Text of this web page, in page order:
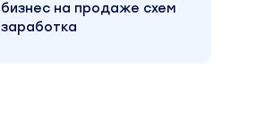
бизнес на продаже схем
заработка